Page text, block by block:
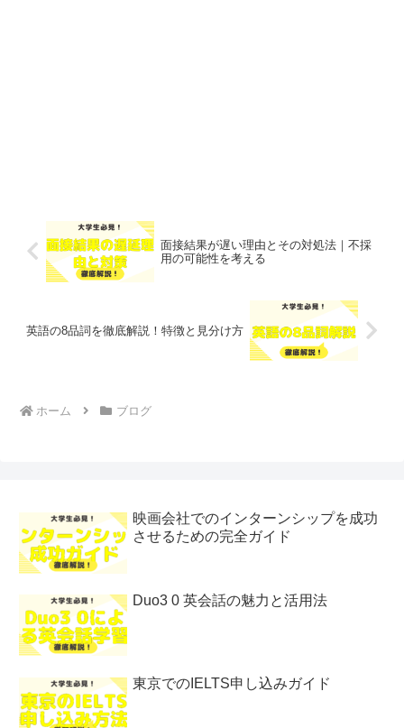
面接結果が遅い理由とその対処法｜不採
用の可能性を考える
英語の8品詞を徹底解説！特徴と見分け方
ホーム ブログ
映画会社でのインターンシップを成功
させるための完全ガイド
Duo3 0 英会話の魅力と活用法
東京でのIELTS申し込みガイド